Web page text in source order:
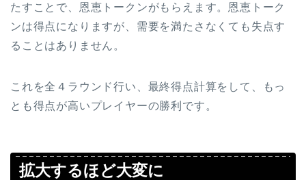
たすことで、恩恵トークンがもらえます。恩恵トーク
ンは得点になりますが、需要を満たさなくても失点す
ることはありません。
これを全４ラウンド行い、最終得点計算をして、もっ
とも得点が高いプレイヤーの勝利です。
拡大するほど大変に